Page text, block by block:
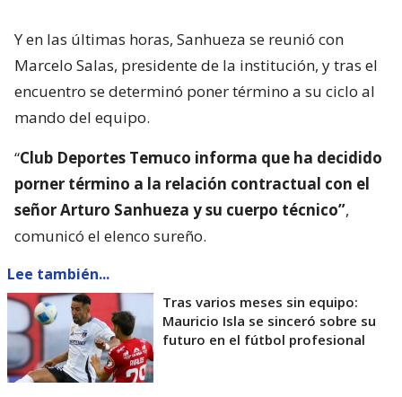
Y en las últimas horas, Sanhueza se reunió con
Marcelo Salas, presidente de la institución, y tras el
encuentro se determinó poner término a su ciclo al
mando del equipo.
“Club Deportes Temuco informa que ha decidido
porner término a la relación contractual con el
señor Arturo Sanhueza y su cuerpo técnico”,
comunicó el elenco sureño.
Lee también...
Tras varios meses sin equipo:
Mauricio Isla se sinceró sobre su
futuro en el fútbol profesional